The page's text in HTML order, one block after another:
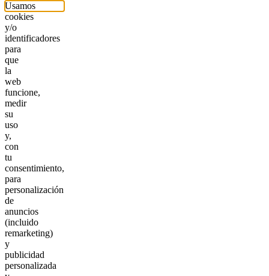
Usamos
cookies
y/o
identificadores
para
que
la
web
funcione,
medir
su
uso
y,
con
tu
consentimiento,
para
personalización
de
anuncios
(incluido
remarketing)
y
publicidad
personalizada